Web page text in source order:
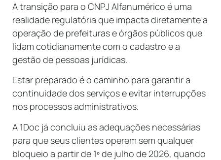
A transição para o CNPJ Alfanumérico é uma
realidade regulatória que impacta diretamente a
operação de prefeituras e órgãos públicos que
lidam cotidianamente com o cadastro e a
gestão de pessoas jurídicas.
Estar preparado é o caminho para garantir a
continuidade dos serviços e evitar interrupções
nos processos administrativos.
A 1Doc já concluiu as adequações necessárias
para que seus clientes operem sem qualquer
bloqueio a partir de 1º de julho de 2026, quando